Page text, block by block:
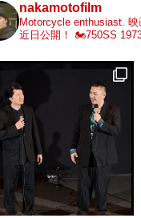
nakamotofilm
Motorcycle enthusiast. 映
近日公開！
🏍️750SS